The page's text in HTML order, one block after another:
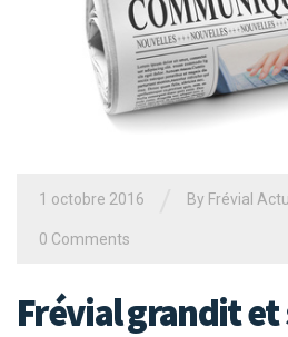
1 octobre 2016 By Frévial
0 Comments
Frévial grandit et